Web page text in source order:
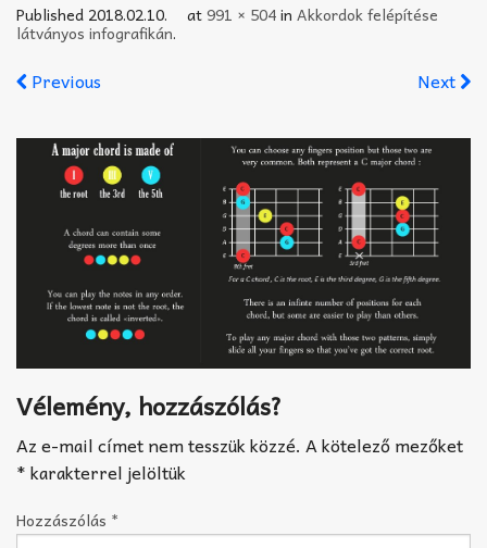
Zeneszerzés alapjai
Akkord-kotta
Improvizáció
Published 2018.02.10. at991 × 504in Akkordok felépítése
látványos infografikán.
Previous Next
Vélemény, hozzászólás?
Az e-mail címet nem tesszük közzé. A kötelező mezőket
*karakterrel jelöltük
Hozzászólás *